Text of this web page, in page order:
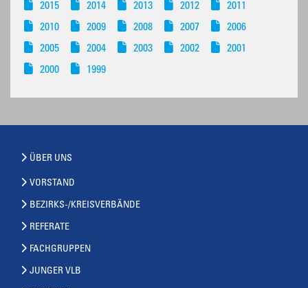
2015
2014 2013 2012
2011
2010
2009 2008 2007
2006
2005
2004 2003 2002
2001
2000
1999
ÜBER UNS
VORSTAND
BEZIRKS-/KREISVERBÄNDE
REFERATE
FACHGRUPPEN
JUNGER VLB